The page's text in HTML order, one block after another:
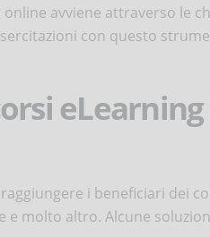
avviene attraverso le
con questo
i beneficiari dei
e molto altro. Alcune